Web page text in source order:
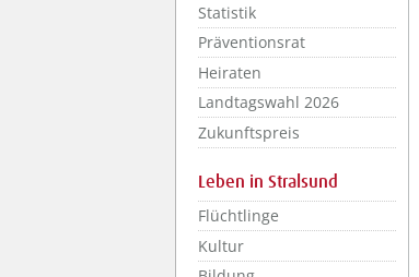
Statistik
Präventionsrat
Heiraten
Landtagswahl 2026
Zukunftspreis
Leben in Stralsund
Flüchtlinge
Kultur